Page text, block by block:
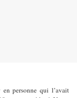
en personne qui l’avait